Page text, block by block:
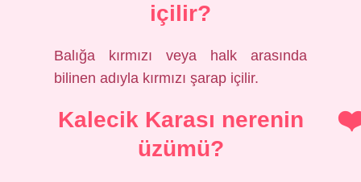
içilir?
Balığa kırmızı veya halk arasında
bilinen adıyla kırmızı şarap içilir.
Kalecik Karası nerenin
üzümü?